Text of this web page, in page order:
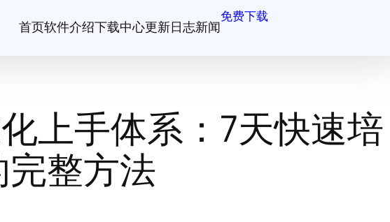
首页软件介绍下载中心更新日志新闻
免费下载
上手体系：7天快速培
整方法